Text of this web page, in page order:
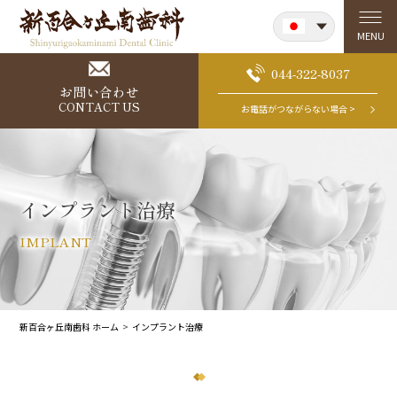
English
MENU
お問い合わせ
CONTACT US
044-322-8037
お電話がつながらない場合 >
インプラント治療
IMPLANT
新百合ヶ丘南歯科 ホーム インプラント治療